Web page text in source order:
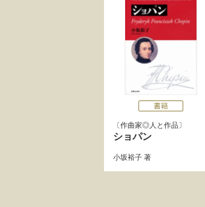
書籍
作曲家◎人と作品
ショパン
小坂裕子 著